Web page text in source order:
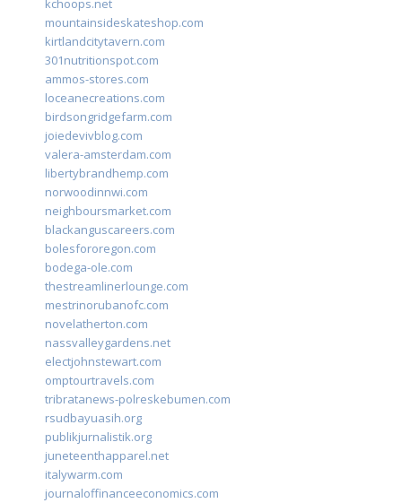
kchoops.net
mountainsideskateshop.com
kirtlandcitytavern.com
301nutritionspot.com
ammos-stores.com
loceanecreations.com
birdsongridgefarm.com
joiedevivblog.com
valera-amsterdam.com
libertybrandhemp.com
norwoodinnwi.com
neighboursmarket.com
blackanguscareers.com
bolesfororegon.com
bodega-ole.com
thestreamlinerlounge.com
mestrinorubanofc.com
novelatherton.com
nassvalleygardens.net
electjohnstewart.com
omptourtravels.com
tribratanews-polreskebumen.com
rsudbayuasih.org
publikjurnalistik.org
juneteenthapparel.net
italywarm.com
journaloffinanceeconomics.com